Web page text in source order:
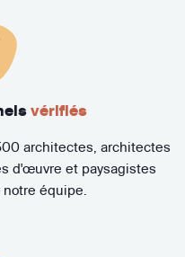
vérifiés
architectes, architectes
d'œuvre et paysagistes
équipe.